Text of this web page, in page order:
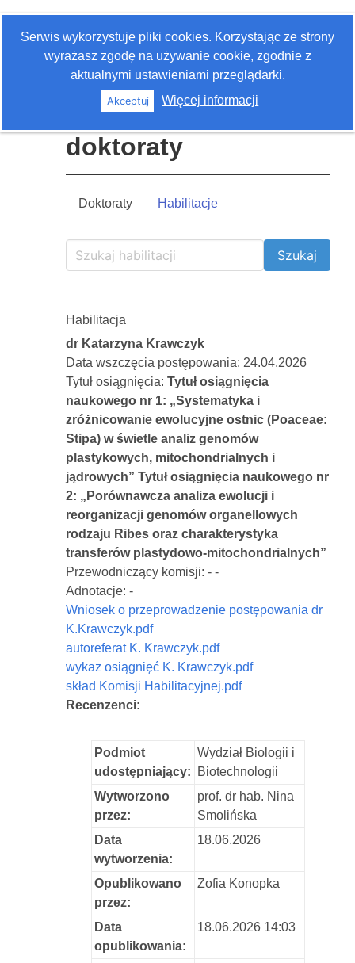
Serwis wykorzystuje pliki cookies. Korzystając ze strony
wyrażasz zgodę na używanie cookie, zgodnie z
aktualnymi ustawieniami przeglądarki.
Akceptuj Więcej informacji
Szukaj
Habilitacje i
doktoraty
Doktoraty Habilitacje
Habilitacja
dr Katarzyna Krawczyk
Data wszczęcia postępowania: 24.04.2026
Tytuł osiągnięcia: Tytuł osiągnięcia
naukowego nr 1: „Systematyka i
zróżnicowanie ewolucyjne ostnic (Poaceae:
Stipa) w świetle analiz genomów
plastykowych, mitochondrialnych i
jądrowych” Tytuł osiągnięcia naukowego nr
2: „Porównawcza analiza ewolucji i
reorganizacji genomów organellowych
rodzaju Ribes oraz charakterystyka
transferów plastydowo-mitochondrialnych”
Przewodniczący komisji: - -
Adnotacje: -
Wniosek o przeprowadzenie postępowania dr
K.Krawczyk.pdf
autoreferat K. Krawczyk.pdf
wykaz osiągnięć K. Krawczyk.pdf
skład Komisji Habilitacyjnej.pdf
Recenzenci:
Podmiot
udostępniający:
Wydział Biologii i
Biotechnologii
Wytworzono
przez:
prof. dr hab. Nina
Smolińska
Data
wytworzenia:
18.06.2026
Opublikowano
przez:
Zofia Konopka
Data
opublikowania:
18.06.2026 14:03